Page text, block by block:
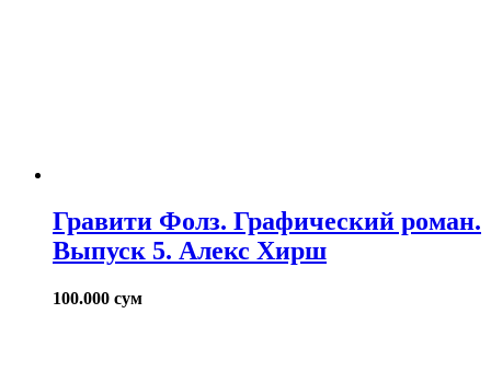
Гравити Фолз. Графический роман.
Выпуск 5. Алекс Хирш
100.000 сум